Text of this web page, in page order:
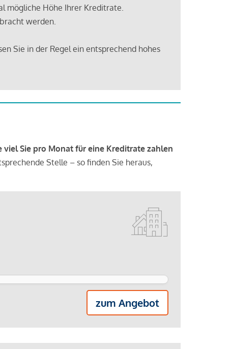
mögliche Höhe Ihrer Kreditrate.
werden.
Sie in der Regel ein entsprechend hohes
viel Sie pro Monat für eine Kreditrate zahlen
Stelle – so finden Sie heraus,
zum Angebot